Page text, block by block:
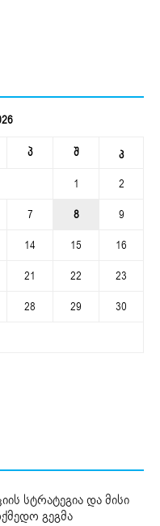
პ შ კ
1
2
7 8
9
14 15
16
21 22
23
28 29
30
სტრატეგია და მისი
გეგმა